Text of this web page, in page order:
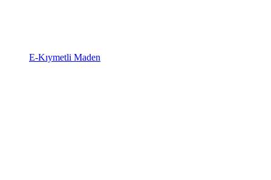
E-Kıymetli Maden